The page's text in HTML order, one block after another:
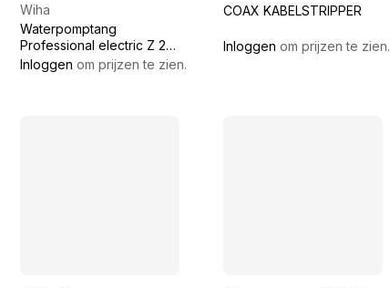
Wiha
Waterpomptang
Professional electric Z 21
0 06 250 mm Professional
Inloggen om prijzen te zien.
COAX KABELSTRIPPER
Inloggen om prijzen te zien.